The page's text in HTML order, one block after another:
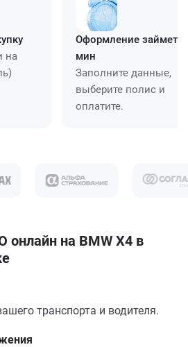
на
Оформление займет
мин
Заполните данные,
выберите полис и
оплатите.
онлайн на BMW X4 в
транспорта и водителя.